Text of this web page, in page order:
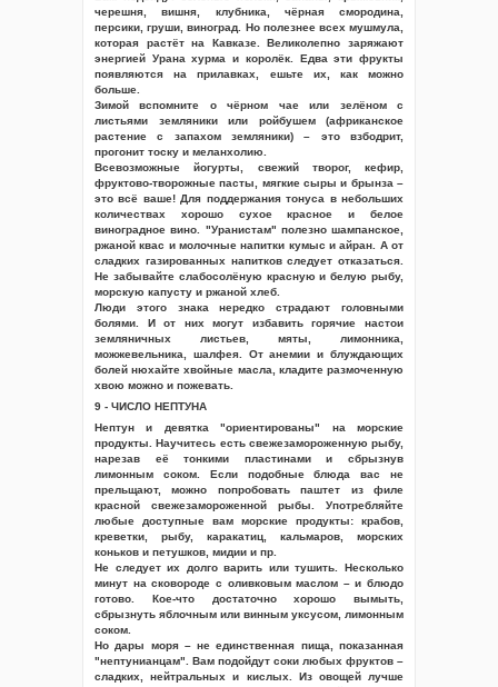
черешня, вишня, клубника, чёрная смородина,
персики, груши, виноград. Но полезнее всех мушмула,
которая растёт на Кавказе. Великолепно заряжают
энергией Урана хурма и королёк. Едва эти фрукты
появляются на прилавках, ешьте их, как можно
больше.
Зимой вспомните о чёрном чае или зелёном с
листьями земляники или ройбушем (африканское
растение с запахом земляники) – это взбодрит,
прогонит тоску и меланхолию.
Всевозможные йогурты, свежий творог, кефир,
фруктово-творожные пасты, мягкие сыры и брынза –
это всё ваше! Для поддержания тонуса в небольших
количествах хорошо сухое красное и белое
виноградное вино. "Уранистам" полезно шампанское,
ржаной квас и молочные напитки кумыс и айран. А от
сладких газированных напитков следует отказаться.
Не забывайте слабосолёную красную и белую рыбу,
морскую капусту и ржаной хлеб.
Люди этого знака нередко страдают головными
болями. И от них могут избавить горячие настои
земляничных листьев, мяты, лимонника,
можжевельника, шалфея. От анемии и блуждающих
болей нюхайте хвойные масла, кладите размоченную
хвою можно и пожевать.
9 - ЧИСЛО НЕПТУНА
Нептун и девятка "ориентированы" на морские
продукты. Научитесь есть свежезамороженную рыбу,
нарезав её тонкими пластинами и сбрызнув
лимонным соком. Если подобные блюда вас не
прельщают, можно попробовать паштет из филе
красной свежезамороженной рыбы. Употребляйте
любые доступные вам морские продукты: крабов,
креветки, рыбу, каракатиц, кальмаров, морских
коньков и петушков, мидии и пр.
Не следует их долго варить или тушить. Несколько
минут на сковороде с оливковым маслом – и блюдо
готово. Кое-что достаточно хорошо вымыть,
сбрызнуть яблочным или винным уксусом, лимонным
соком.
Но дары моря – не единственная пища, показанная
"нептунианцам". Вам подойдут соки любых фруктов –
сладких, нейтральных и кислых. Из овощей лучше